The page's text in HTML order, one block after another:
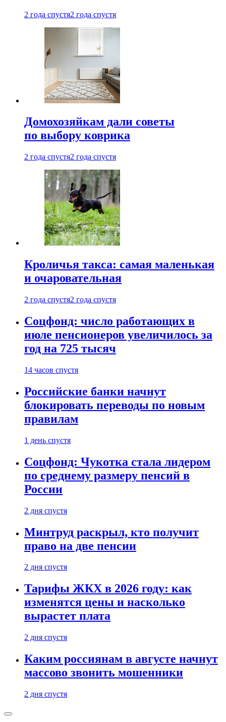
2 года спустя2 года спустя
Домохозяйкам дали советы
по выбору коврика
2 года спустя2 года спустя
Кроличья такса: самая маленькая
и очаровательная
2 года спустя2 года спустя
Соцфонд: число работающих в
июле пенсионеров увеличилось за
год на 725 тысяч
14 часов спустя
Российские банки начнут
блокировать переводы по новым
правилам
1 день спустя
Соцфонд: Чукотка стала лидером
по среднему размеру пенсий в
России
2 дня спустя
Минтруд раскрыл, кто получит
право на две пенсии
2 дня спустя
Тарифы ЖКХ в 2026 году: как
изменятся цены и насколько
вырастет плата
2 дня спустя
Каким россиянам в августе начнут
массово звонить мошенники
2 дня спустя